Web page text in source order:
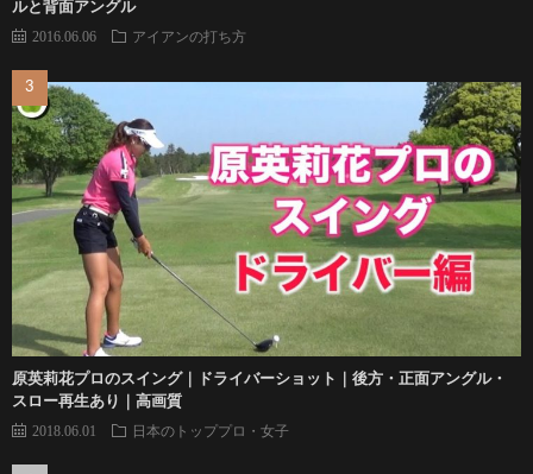
ルと背面アングル
2016.06.06 アイアンの打ち方
原英莉花プロのスイング｜ドライバーショット｜後方・正面アングル・
スロー再生あり｜高画質
2018.06.01 日本のトッププロ・女子